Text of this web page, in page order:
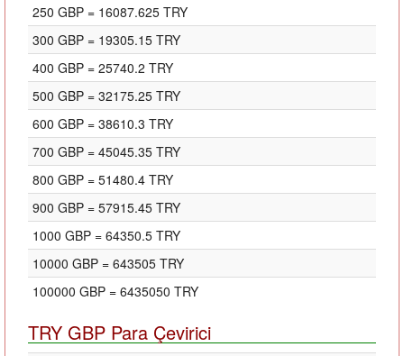
250 GBP = 16087.625 TRY
300 GBP = 19305.15 TRY
400 GBP = 25740.2 TRY
500 GBP = 32175.25 TRY
600 GBP = 38610.3 TRY
700 GBP = 45045.35 TRY
800 GBP = 51480.4 TRY
900 GBP = 57915.45 TRY
1000 GBP = 64350.5 TRY
10000 GBP = 643505 TRY
100000 GBP = 6435050 TRY
TRY GBP Para Çevirici